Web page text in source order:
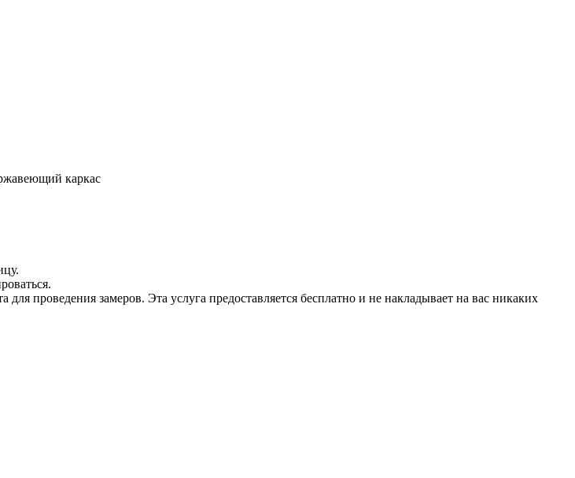
каркас
проведения замеров. Эта услуга предоставляется бесплатно и не накладывает на вас никаких